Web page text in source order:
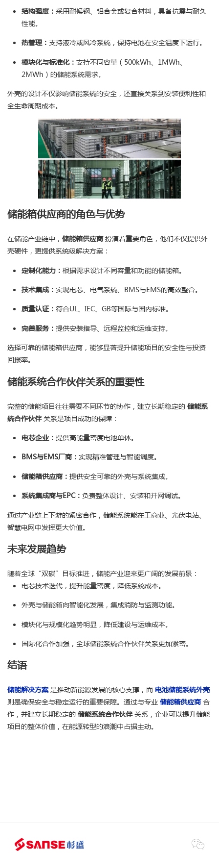
结构强度： 采用耐候钢、铝合金或复合材料，具备抗震与耐久
性能。
热管理： 支持液冷或风冷系统，保持电池在安全温度下运行。
模块化与标准化： 支持不同容量（500kWh、1MWh、
2MWh）的储能系统需求。
外壳的设计不仅影响储能系统的安全，还直接关系到安装便利性和
全生命周期成本。
储能箱供应商的角色与优势
在储能产业链中， 储能箱供应商扮演着重要角色，他们不仅提供外
壳硬件，更提供系统级解决方案：
定制化能力： 根据需求设计不同容量和功能的储能箱。
技术集成： 实现电芯、电气系统、BMS与EMS的高效整合。
质量认证： 符合UL、IEC、GB等国际与国内标准。
完善服务： 提供安装指导、远程监控和运维支持。
选择可靠的储能箱供应商，能够显著提升储能项目的安全性与投资
回报率。
储能系统合作伙伴关系的重要性
完整的储能项目往往需要不同环节的协作，建立长期稳定的 储能系
统合作伙伴关系是项目成功的保障：
电芯企业： 提供高能量密度电池单体。
BMS与EMS厂商： 实现精准管理与智能调度。
储能箱供应商： 提供安全可靠的外壳与系统集成。
系统集成商与EPC： 负责整体设计、安装和并网调试。
通过产业链上下游的紧密合作，储能系统能在工商业、光伏电站、
智慧电网中发挥更大价值。
未来发展趋势
随着全球“双碳”目标推进，储能产业迎来更广阔的发展前景：
电芯技术迭代，提升能量密度，降低系统成本。
外壳与储能箱向智能化发展，集成消防与监测功能。
模块化与规模化趋势明显，降低建设与运维成本。
国际化合作加强，全球储能系统合作伙伴关系更加紧密。
结语
储能解决方案是推动新能源发展的核心支撑，而 电池储能系统外壳
则是确保安全与稳定运行的重要保障。通过与专业 储能箱供应商合
作，并建立长期稳定的 储能系统合作伙伴关系，企业可以提升储能
项目的整体价值，在能源转型的浪潮中占据主动。
